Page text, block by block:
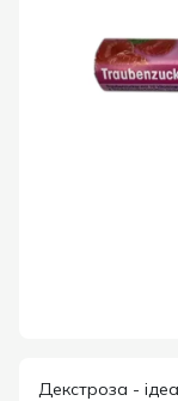
Декстроза -